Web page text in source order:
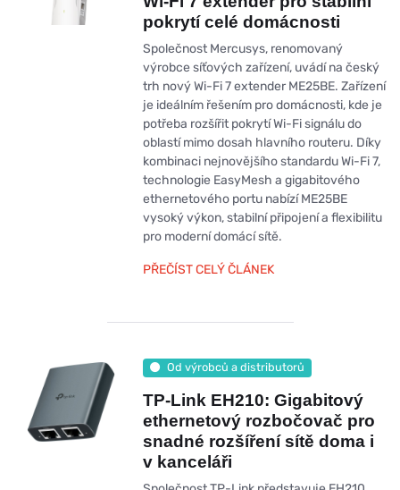
pokrytí celé domácnosti
Společnost Mercusys, renomovaný
výrobce síťových zařízení, uvádí na český
trh nový Wi-Fi 7 extender ME25BE. Zařízení
je ideálním řešením pro domácnosti, kde je
potřeba rozšířit pokrytí Wi-Fi signálu do
oblastí mimo dosah hlavního routeru. Díky
kombinaci nejnovějšího standardu Wi-Fi 7,
technologie EasyMesh a gigabitového
ethernetového portu nabízí ME25BE
vysoký výkon, stabilní připojení a flexibilitu
pro moderní domácí sítě.
PŘEČÍST CELÝ ČLÁNEK
Od výrobců a distributorů
TP-Link EH210: Gigabitový
ethernetový rozbočovač pro
snadné rozšíření sítě doma i
v kanceláři